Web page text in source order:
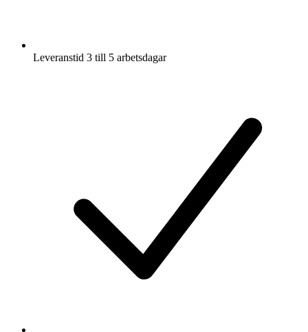
Leveranstid 3 till 5 arbetsdagar